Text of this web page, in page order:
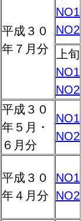
平成３０
年７月分
NO1
NO2
上旬
NO1
NO2
平成３０
年５月・
６月分
NO1
NO2
平成３０
年４月分
NO1
NO2